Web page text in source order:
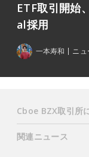
ETF取引開始
al採用
一本寿和 ニュ
Cboe BZX取引所
関連ニュース